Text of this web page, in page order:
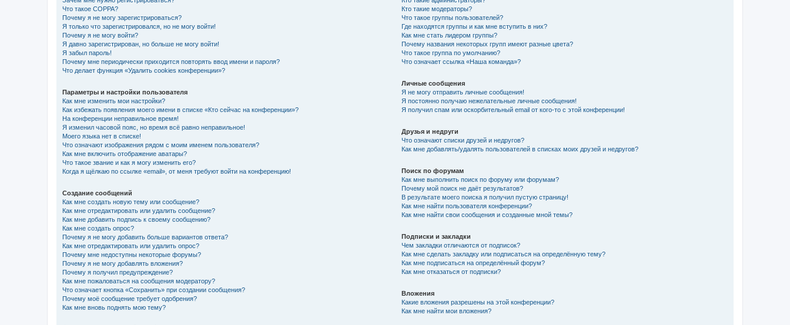
Что такое COPPA?
Почему я не могу зарегистрироваться?
Я только что зарегистрировался, но не могу войти!
Почему я не могу войти?
Я давно зарегистрирован, но больше не могу войти!
Я забыл пароль!
Почему мне периодически приходится повторять ввод имени и пароля?
Что делает функция «Удалить cookies конференции»?
Параметры и настройки пользователя
Как мне изменить мои настройки?
Как избежать появления моего имени в списке «Кто сейчас на конференции»?
На конференции неправильное время!
Я изменил часовой пояс, но время всё равно неправильное!
Моего языка нет в списке!
Что означают изображения рядом с моим именем пользователя?
Как мне включить отображение аватары?
Что такое звание и как я могу изменить его?
Когда я щёлкаю по ссылке «email», от меня требуют войти на конференцию!
Создание сообщений
Как мне создать новую тему или сообщение?
Как мне отредактировать или удалить сообщение?
Как мне добавить подпись к своему сообщению?
Как мне создать опрос?
Почему я не могу добавить больше вариантов ответа?
Как мне отредактировать или удалить опрос?
Почему мне недоступны некоторые форумы?
Почему я не могу добавлять вложения?
Почему я получил предупреждение?
Как мне пожаловаться на сообщения модератору?
Что означает кнопка «Сохранить» при создании сообщения?
Почему моё сообщение требует одобрения?
Как мне вновь поднять мою тему?
Кто такие модераторы?
Что такое группы пользователей?
Где находятся группы и как мне вступить в них?
Как мне стать лидером группы?
Почему названия некоторых групп имеют разные цвета?
Что такое группа по умолчанию?
Что означает ссылка «Наша команда»?
Личные сообщения
Я не могу отправить личные сообщения!
Я постоянно получаю нежелательные личные сообщения!
Я получил спам или оскорбительный email от кого-то с этой конференции!
Друзья и недруги
Что означают списки друзей и недругов?
Как мне добавлять/удалять пользователей в списках моих друзей и недругов?
Поиск по форумам
Как мне выполнить поиск по форуму или форумам?
Почему мой поиск не даёт результатов?
В результате моего поиска я получил пустую страницу!
Как мне найти пользователя конференции?
Как мне найти свои сообщения и созданные мной темы?
Подписки и закладки
Чем закладки отличаются от подписок?
Как мне сделать закладку или подписаться на определённую тему?
Как мне подписаться на определённый форум?
Как мне отказаться от подписки?
Вложения
Какие вложения разрешены на этой конференции?
Как мне найти мои вложения?